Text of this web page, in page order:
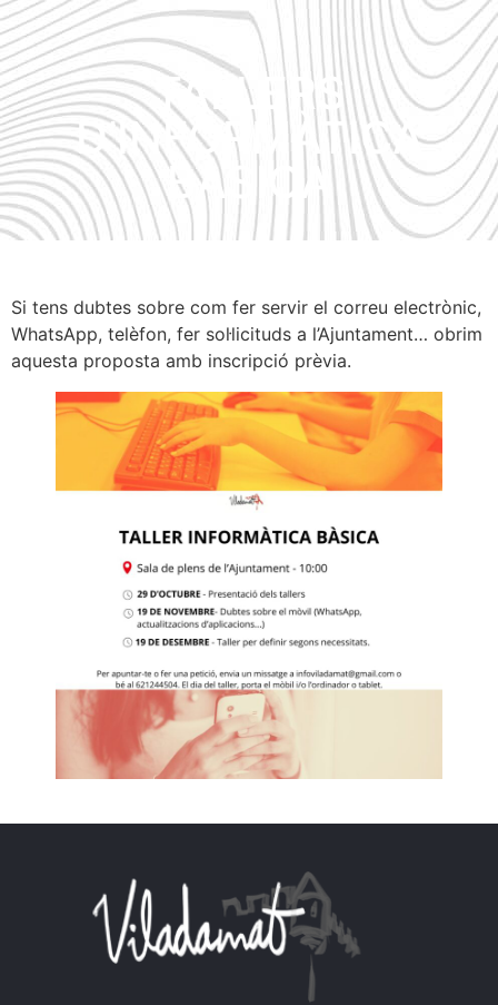
TALLERS
D’INFORMÀTICA
BÀSICA
Si tens dubtes sobre com fer servir el correu electrònic,
WhatsApp, telèfon, fer sol·licituds a l’Ajuntament… obrim
aquesta proposta amb inscripció prèvia.